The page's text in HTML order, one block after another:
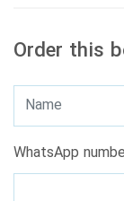
Order this
WhatsApp